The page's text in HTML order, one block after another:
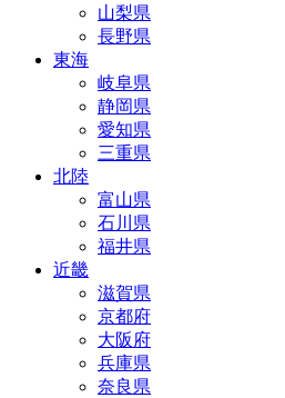
山梨県
長野県
東海
岐阜県
静岡県
愛知県
三重県
北陸
富山県
石川県
福井県
近畿
滋賀県
京都府
大阪府
兵庫県
奈良県